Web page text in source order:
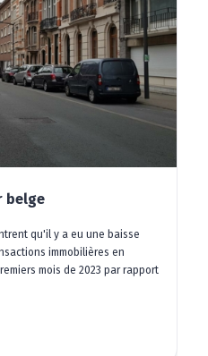
belge
qu'il y a eu une baisse
immobilières en
mois de 2023 par rapport